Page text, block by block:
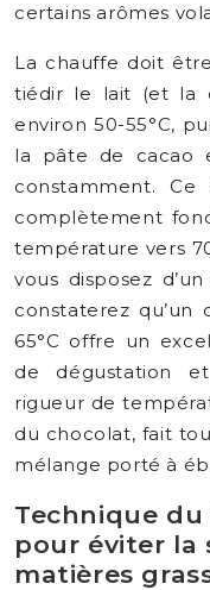
certains arômes
La chauffe doit
tiédir le lait (et la
environ 50-55°C,
la pâte de cacao
constamment. Ce
complètement
température vers
vous disposez
constaterez qu’un
65°C offre un
de dégustation
rigueur de
du chocolat, fait
mélange porté à
Technique
pour éviter la
matières